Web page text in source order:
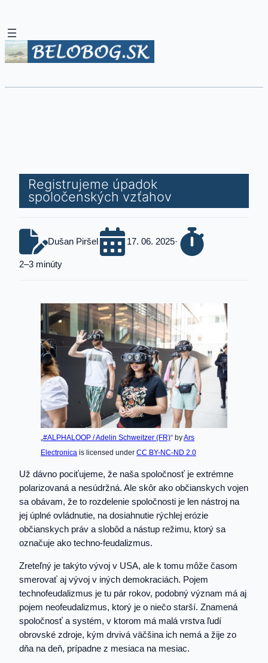
Registrujeme úpadok
spoločenských vzťahov
Dušan Piršel 17. 06. 2025·
2–3 minúty
#ALPHALOOP / Adelin Schweitzer (FR)“ byArs
Electronica is licensed under CC BY-NC-ND 2.0
Už dávno pociťujeme, že naša spoločnosť je extrémne
polarizovaná a nesúdržná. Ale skôr ako občianskych vojen
sa obávam, že to rozdelenie spoločnosti je len nástroj na
jej úplné ovládnutie, na dosiahnutie rýchlej erózie
občianskych práv a slobôd a nástup režimu, ktorý sa
označuje ako techno-feudalizmus.
Zreteľný je takýto vývoj v USA, ale k tomu môže časom
smerovať aj vývoj v iných demokraciách. Pojem
technofeudalizmus je tu pár rokov, podobný význam má aj
pojem neofeudalizmus, ktorý je o niečo starší. Znamená
spoločnosť a systém, v ktorom má malá vrstva ľudí
obrovské zdroje, kým drvivá väčšina ich nemá a žije zo
dňa na deň, prípadne z mesiaca na mesiac.